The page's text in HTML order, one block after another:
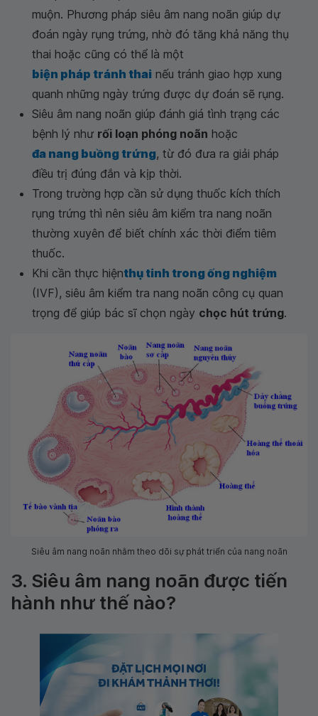
muộn. Phương pháp siêu âm nang noãn giúp dự
đoán ngày rụng trứng, nhờ đó tăng khả năng thụ
thai hoặc cũng có thể là một
biện pháp tránh thai nếu tránh giao hợp xung
quanh những ngày trứng được dự đoán sẽ rụng.
Siêu âm nang noãn giúp đánh giá tình trạng các
bệnh lý như rối loạn phóng noãn hoặc
đa nang buồng trứng, từ đó đưa ra giải pháp
điều trị đúng đắn và kịp thời.
Trong trường hợp cần sử dụng thuốc kích thích
rụng trứng thì nên siêu âm kiểm tra nang noãn
thường xuyên để biết chính xác thời điểm tiêm
thuốc.
Khi cần thực hiệnthụ tinh trong ống nghiệm
(IVF), siêu âm kiểm tra nang noãn công cụ quan
trọng để giúp bác sĩ chọn ngày chọc hút trứng.
Siêu âm nang noãn nhằm theo dõi sự phát triển của nang noãn
3. Siêu âm nang noãn được tiến
hành như thế nào?